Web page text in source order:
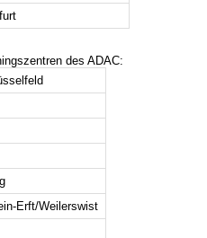
des ADAC:
Erft/Weilerswist